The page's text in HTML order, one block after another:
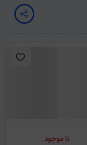
نا موجود